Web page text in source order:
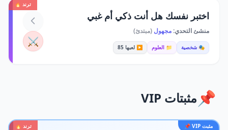
ترند 🔥
اختبر نفسك هل أنت ذكي أم غبي
منشئ التحدي:مجهول (مبتدئ)
🎭 شخصية 📁 العلوم ▶️ لعبها 85 ⚔️
📌 مثبتات VIP
مثبت VIP 📌 ترند 🔥